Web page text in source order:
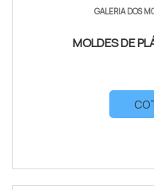
GALERIA DOS
MOLDES DE